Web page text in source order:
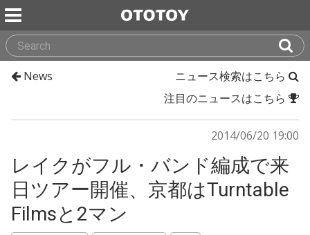
News
ニュース検索はこちら
注目のニュースはこちら
2014/06/20 19:00
レイクがフル・バンド編成で来
日ツアー開催、京都はTurntable
Filmsと2マン